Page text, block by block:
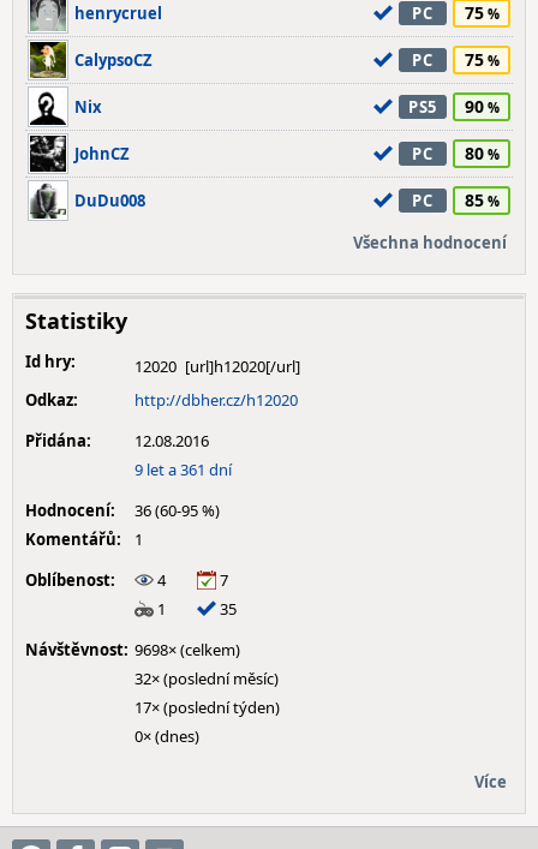
henrycruel PC 75
CalypsoCZ PC 75
Nix PS5 90
JohnCZ PC 80
DuDu008 PC 85
Všechna hodnocení
Statistiky
Id hry:
12020
Odkaz:
http://dbher.cz/h12020
Přidána:
12.08.2016
9 let a 361 dní
Hodnocení:
36 (60-95 %)
Komentářů:
1
Oblíbenost:
4
7
1
35
Návštěvnost: 9698× (celkem)
32× (poslední měsíc)
17× (poslední týden)
0× (dnes)
Více